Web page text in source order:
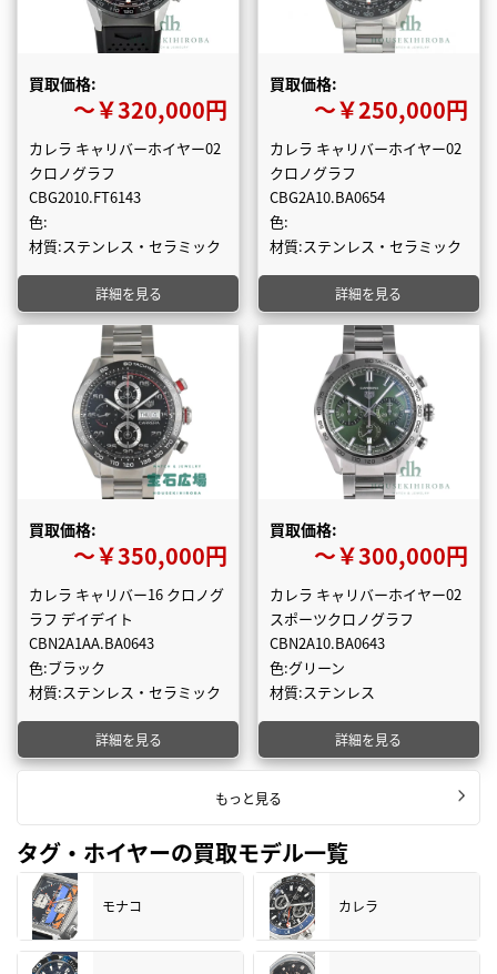
買取価格:
〜￥320,000円
カレラ キャリバーホイヤー02
クロノグラフ
CBG2010.FT6143
色:
材質:ステンレス・セラミック
詳細を見る
買取価格:
〜￥250,000円
カレラ キャリバーホイヤー02
クロノグラフ
CBG2A10.BA0654
色:
材質:ステンレス・セラミック
詳細を見る
買取価格:
〜￥350,000円
カレラ キャリバー16 クロノグ
ラフ デイデイト
CBN2A1AA.BA0643
色:ブラック
材質:ステンレス・セラミック
詳細を見る
買取価格:
〜￥300,000円
カレラ キャリバーホイヤー02
スポーツクロノグラフ
CBN2A10.BA0643
色:グリーン
材質:ステンレス
詳細を見る
もっと見る
タグ・ホイヤーの買取モデル一覧
モナコ カレラ